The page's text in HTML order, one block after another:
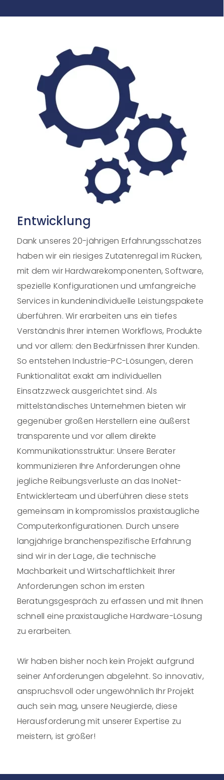
Entwicklung
Dank unseres 20-jährigen Erfahrungsschatzes
haben wir ein riesiges Zutatenregal im Rücken,
mit dem wir Hardwarekomponenten, Software,
spezielle Konfigurationen und umfangreiche
Services in kundenindividuelle Leistungspakete
überführen. Wir erarbeiten uns ein tiefes
Verständnis Ihrer internen Workflows, Produkte
und vor allem: den Bedürfnissen Ihrer Kunden.
So entstehen Industrie-PC-Lösungen, deren
Funktionalität exakt am individuellen
Einsatzzweck ausgerichtet sind. Als
mittelständisches Unternehmen bieten wir
gegenüber großen Herstellern eine äußerst
transparente und vor allem direkte
Kommunikationsstruktur: Unsere Berater
kommunizieren Ihre Anforderungen ohne
jegliche Reibungsverluste an das InoNet-
Entwicklerteam und überführen diese stets
gemeinsam in kompromisslos praxistaugliche
Computerkonfigurationen. Durch unsere
langjährige branchenspezifische Erfahrung
sind wir in der Lage, die technische
Machbarkeit und Wirtschaftlichkeit Ihrer
Anforderungen schon im ersten
Beratungsgespräch zu erfassen und mit Ihnen
schnell eine praxistaugliche Hardware-Lösung
zu erarbeiten.
Wir haben bisher noch kein Projekt aufgrund
seiner Anforderungen abgelehnt. So innovativ,
anspruchsvoll oder ungewöhnlich Ihr Projekt
auch sein mag, unsere Neugierde, diese
Herausforderung mit unserer Expertise zu
meistern, ist größer!